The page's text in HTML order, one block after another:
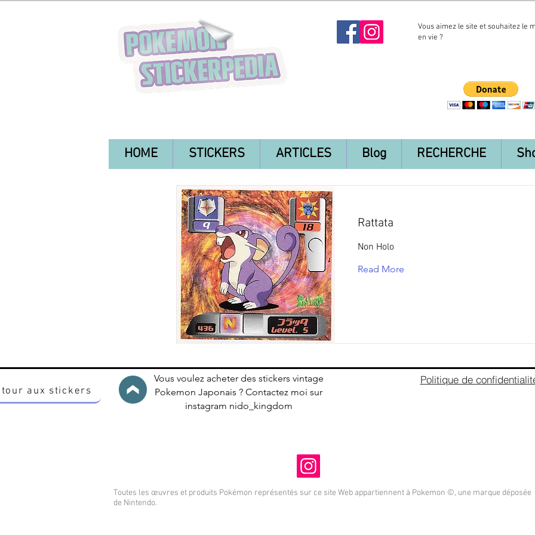
Vous aimez le site et souhaitez le
en vie ?
HOME STICKERS ARTICLES Blog RECHERCHE
Rattata
Non Holo
Read More
aux stickers
Vous voulez acheter des stickers vintage
Pokemon Japonais ? Contactez moi sur
instagram nido_kingdom
Politique de
Toutes les œuvres et produits Pokémon représentés sur ce site Web appartiennent à Pokemon ©, une marque déposée
de Nintendo.